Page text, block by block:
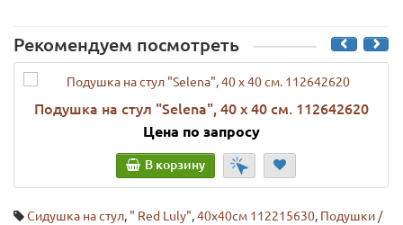
Рекомендуем посмотреть
Подушка на стул "Selena", 40 х 40 см. 112642620
Цена по запросу
В корзину
Сидушка на стул, " Red Luly",40x40см 112215630, Подушки /